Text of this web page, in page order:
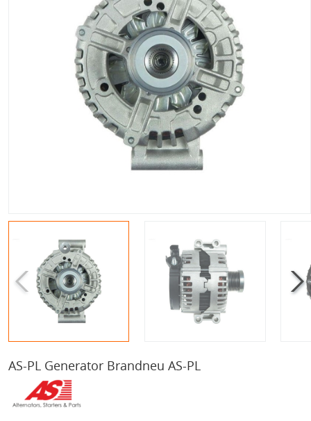
AS-PL Generator Brandneu AS-PL